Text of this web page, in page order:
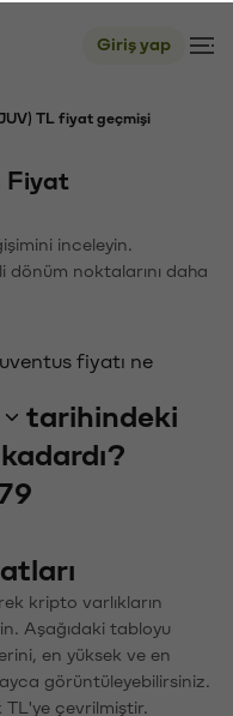
Giriş yap
TL fiyat geçmişi
Fiyat
inceleyin.
dönüm noktalarını daha
fiyatı ne
tarihindeki
kripto varlıkların
Aşağıdaki tabloyu
en yüksek ve en
görüntüleyebilirsiniz.
çevrilmiştir.